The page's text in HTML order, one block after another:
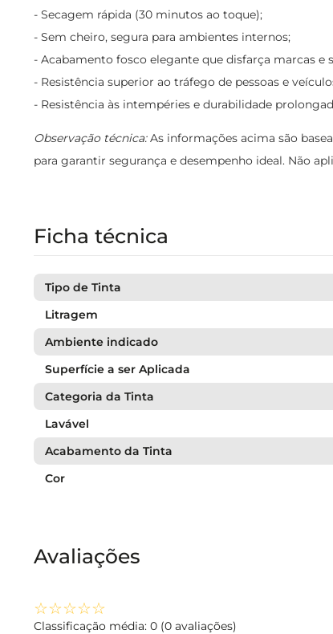
- Secagem rápida (30 minutos ao toque);
- Sem cheiro, segura para ambientes internos;
- Acabamento fosco elegante que disfarça marcas e
- Resistência superior ao tráfego de pessoas e
- Resistência às intempéries e durabilidade
Observação técnica:As informações acima são
para garantir segurança e desempenho ideal. Não
Ficha técnica
Tipo de Tinta
Litragem
Ambiente indicado
Superfície a ser Aplicada
Categoria da Tinta
Lavável
Acabamento da Tinta
Cor
Avaliações
☆☆☆☆☆
Classificação média: 0 (0 avaliações)